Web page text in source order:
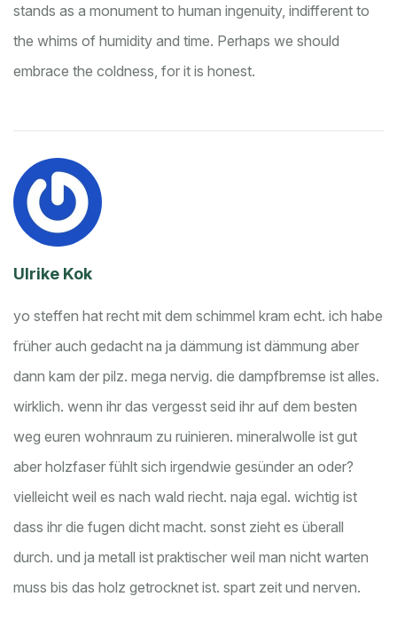
stands as a monument to human ingenuity, indifferent to
the whims of humidity and time. Perhaps we should
embrace the coldness, for it is honest.
Ulrike Kok
yo steffen hat recht mit dem schimmel kram echt. ich habe
früher auch gedacht na ja dämmung ist dämmung aber
dann kam der pilz. mega nervig. die dampfbremse ist alles.
wirklich. wenn ihr das vergesst seid ihr auf dem besten
weg euren wohnraum zu ruinieren. mineralwolle ist gut
aber holzfaser fühlt sich irgendwie gesünder an oder?
vielleicht weil es nach wald riecht. naja egal. wichtig ist
dass ihr die fugen dicht macht. sonst zieht es überall
durch. und ja metall ist praktischer weil man nicht warten
muss bis das holz getrocknet ist. spart zeit und nerven.